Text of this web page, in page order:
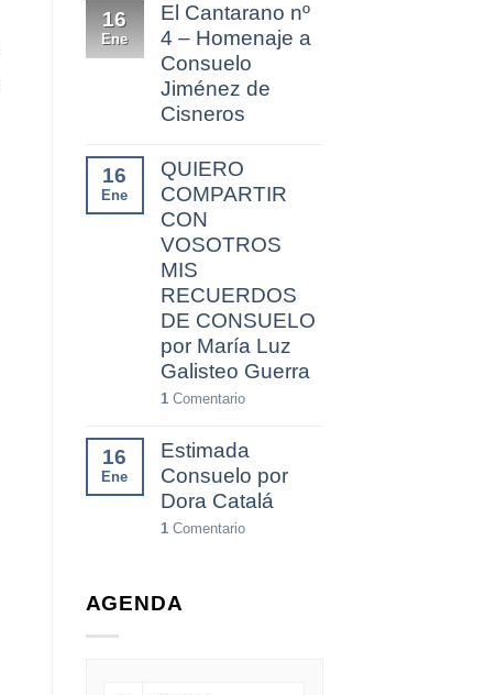
16
Ene
El Cantarano nº
4 – Homenaje a
Consuelo
Jiménez de
Cisneros
16
Ene
QUIERO
COMPARTIR
CON
VOSOTROS
MIS
RECUERDOS
DE CONSUELO
por María Luz
Galisteo Guerra
1Comentario
16
Ene
Estimada
Consuelo por
Dora Catalá
1Comentario
AGENDA